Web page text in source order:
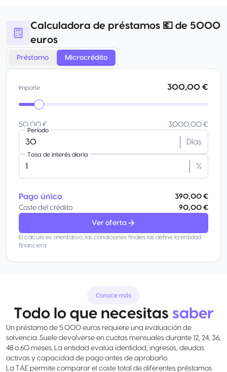
Calculadora de préstamos 💶 de 5000
euros
Préstamo Microcrédito
Importe 300,00 €
50,00 € 3000,00 €
Período
Días
Tasa de interés diaria
%
Pago único
390,00 €
Coste del crédito
90,00 €
Ver oferta
El cálculo es orientativo; las condiciones finales las define la entidad
financiera.
Conoce más
Todo lo que necesitas saber
Un préstamo de 5.000 euros requiere una evaluación de
solvencia. Suele devolverse en cuotas mensuales durante 12, 24, 36,
48 o 60 meses. La entidad evalúa identidad, ingresos, deudas
activas y capacidad de pago antes de aprobarlo.
La TAE permite comparar el coste total de diferentes préstamos